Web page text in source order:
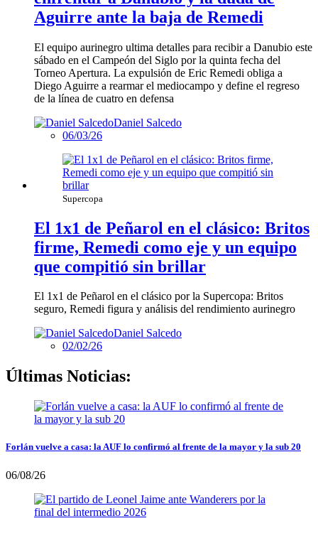
Aguirre ante la baja de Remedi
El equipo aurinegro ultima detalles para recibir a Danubio este
sábado en el Campeón del Siglo por la quinta fecha del
Torneo Apertura. La expulsión de Eric Remedi obliga a
Diego Aguirre a rearmar el mediocampo y define el regreso
de la línea de cuatro en defensa
Daniel Salcedo
06/03/26
Supercopa
El 1x1 de Peñarol en el clásico: Britos
firme, Remedi como eje y un equipo
que compitió sin brillar
El 1x1 de Peñarol en el clásico por la Supercopa: Britos
seguro, Remedi figura y análisis del rendimiento aurinegro
Daniel Salcedo
02/02/26
Últimas Noticias:
Forlán vuelve a casa: la AUF lo confirmó al frente de la mayor y la sub 20
06/08/26